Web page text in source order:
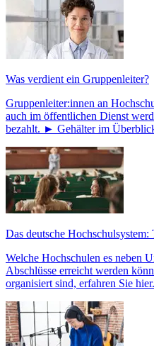
Was verdient ein Gruppenleiter?
Gruppenleiter:innen an
auch im öffentlichen Dienst
bezahlt. ► Gehälter im
Das deutsche
Welche Hochschulen es neben
Abschlüsse erreicht werden
organisiert sind, erfahren Sie hier.